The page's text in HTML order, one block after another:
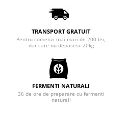
Foietaje
Turta dulce cu nuci
Turta dulce de Sibiu
TRANSPORT GRATUIT
Pentru comenzi mai mari de 200 lei,
dar care nu depasesc 20kg
FERMENTI NATURALI
36 de ore de preparare cu fermenti
naturali